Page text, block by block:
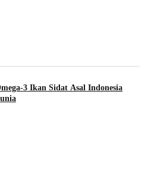
3 Ikan Sidat Asal Indonesia